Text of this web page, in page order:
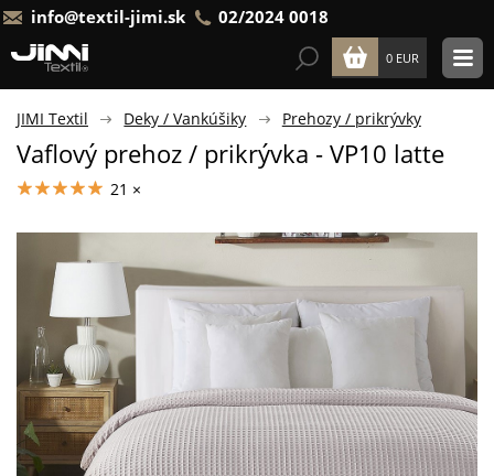
info@textil-jimi.sk 02/2024 0018
0 EUR
JIMI Textil Deky / Vankúšiky Prehozy / prikrývky
Vaflový prehoz / prikrývka - VP10 latte
21 ×